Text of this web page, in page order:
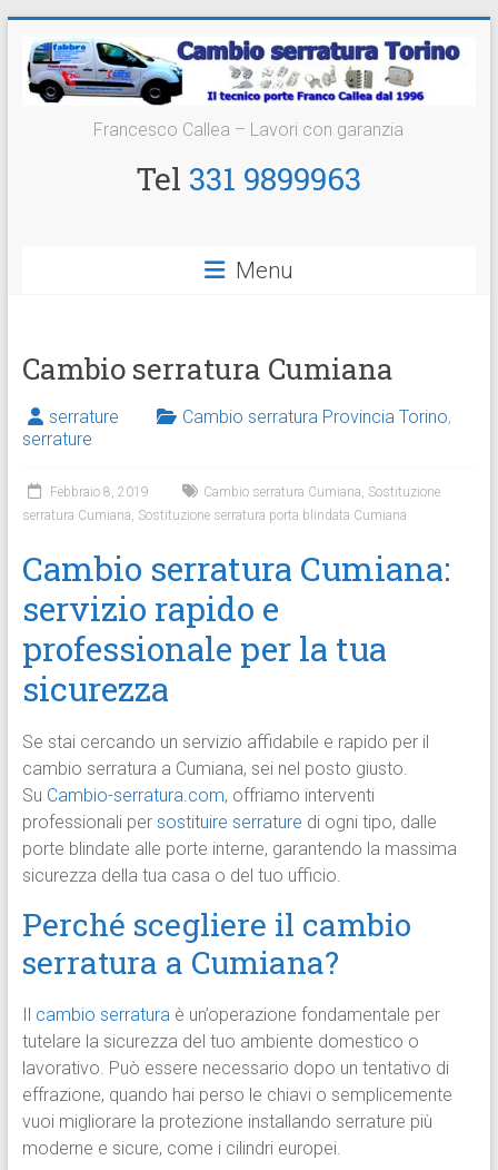
contenuto
Cambio
Serratura
Francesco Callea – Lavori con garanzia
Tel 331 9899963
Menu
Cambio serratura Cumiana
serrature Cambio serratura Provincia Torino,
serrature
Febbraio 8, 2019 Cambio serratura Cumiana, Sostituzione
serratura Cumiana, Sostituzione serratura porta blindata Cumiana
Cambio serratura Cumiana:
servizio rapido e
professionale per la tua
sicurezza
Se stai cercando un servizio affidabile e rapido per il
cambio serratura a Cumiana, sei nel posto giusto.
Su Cambio-serratura.com, offriamo interventi
professionali per sostituire serrature di ogni tipo, dalle
porte blindate alle porte interne, garantendo la massima
sicurezza della tua casa o del tuo ufficio.
Perché scegliere il cambio
serratura a Cumiana?
cambio serraturaè un’operazione fondamentale per
tutelare la sicurezza del tuo ambiente domestico o
lavorativo. Può essere necessario dopo un tentativo di
effrazione, quando hai perso le chiavi o semplicemente
vuoi migliorare la protezione installando serrature più
moderne e sicure, come i cilindri europei.